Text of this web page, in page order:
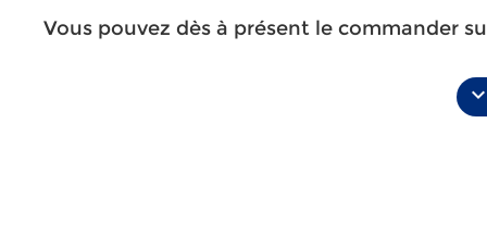
Vous pouvez dès à présent le commander